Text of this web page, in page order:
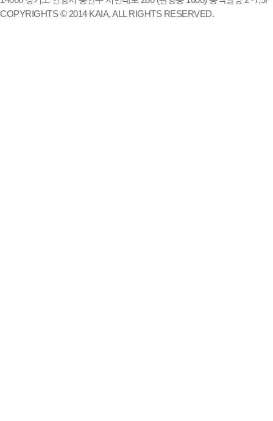
COPYRIGHTS © 2014 KAIA, ALL RIGHTS RESERVED.